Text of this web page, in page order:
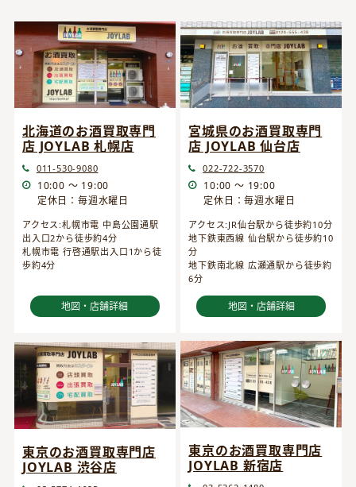
北海道のお酒買取専門
店 JOYLAB 札幌店
011-530-9080
10:00 ～ 19:00
定休日：毎週水曜日
アクセス:札幌市電 中島公園通駅
出入口2から徒歩約4分
札幌市電 行啓通駅出入口1から徒
歩約4分
地図・店舗詳細
宮城県のお酒買取専門
店 JOYLAB 仙台店
022-722-3570
10:00 ～ 19:00
定休日：毎週水曜日
アクセス:JR仙台駅から徒歩約10分
地下鉄東西線 仙台駅から徒歩約10
分
地下鉄南北線 広瀬通駅から徒歩約
6分
地図・店舗詳細
東京のお酒買取専門店
JOYLAB 渋谷店
東京のお酒買取専門店
JOYLAB 新宿店